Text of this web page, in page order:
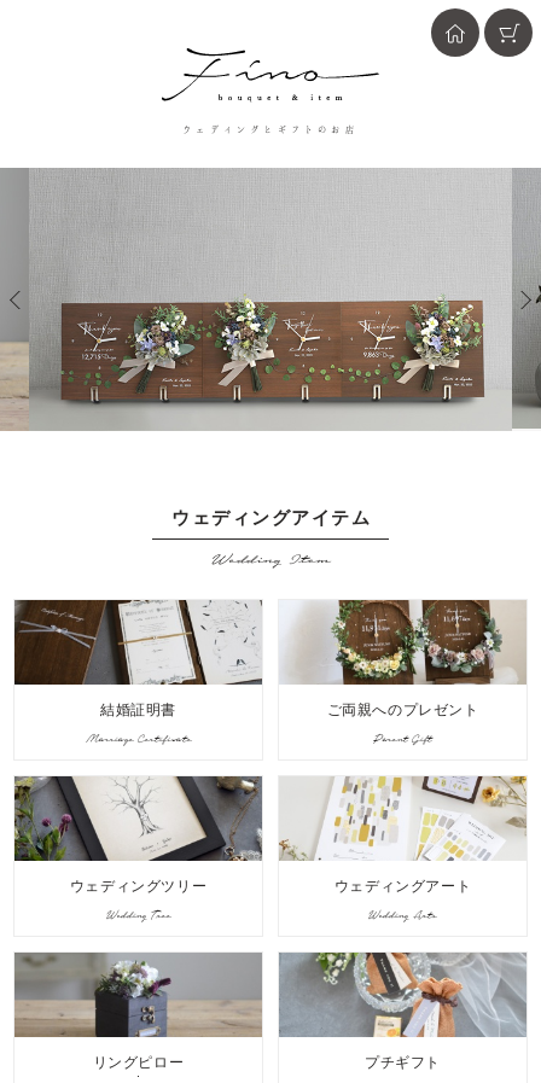
ウェディングとギフトのお店
ウェディングアイテム
Wedding Item
結婚証明書
Marriage Certificate
ご両親へのプレゼント
Parent Gift
ウェディングツリー
Wedding Tree
ウェディングアート
Wedding Arts
リングピロー プチギフト